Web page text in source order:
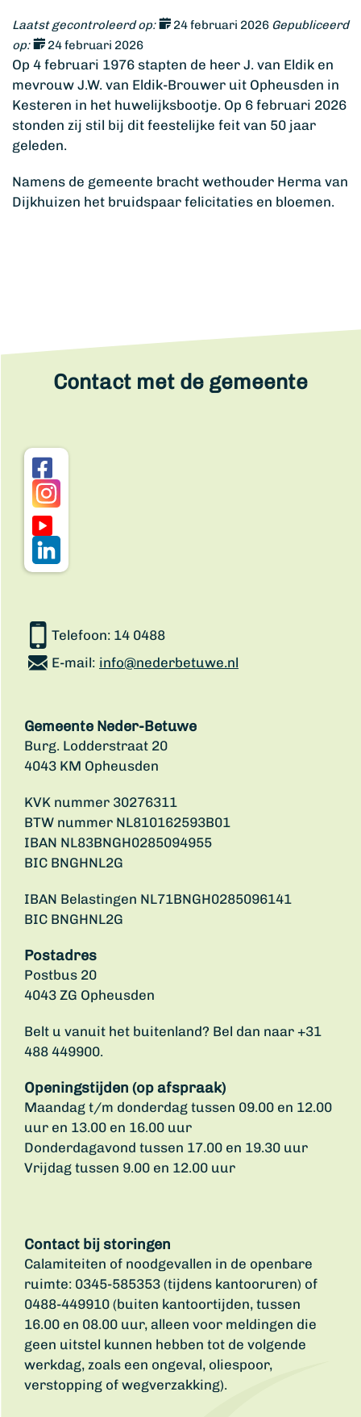
Laatst gecontroleerd op: 24 februari 2026 Gepubliceerd
op:
24 februari 2026
Op 4 februari 1976 stapten de heer J. van Eldik en
mevrouw J.W. van Eldik-Brouwer uit Opheusden in
Kesteren in het huwelijksbootje. Op 6 februari 2026
stonden zij stil bij dit feestelijke feit van 50 jaar
geleden.
Namens de gemeente bracht wethouder Herma van
Dijkhuizen het bruidspaar felicitaties en bloemen.
Contact met de gemeente
Telefoon: 14 0488
E-mail: info@nederbetuwe.nl
Gemeente Neder-Betuwe
Burg. Lodderstraat 20
4043 KM Opheusden
KVK nummer 30276311
BTW nummer NL810162593B01
IBAN NL83BNGH0285094955
BIC BNGHNL2G
IBAN Belastingen NL71BNGH0285096141
BIC BNGHNL2G
Postadres
Postbus 20
4043 ZG Opheusden
Belt u vanuit het buitenland? Bel dan naar +31
488 449900.
Openingstijden (op afspraak)
Maandag t/m donderdag tussen 09.00 en 12.00
uur en 13.00 en 16.00 uur
Donderdagavond tussen 17.00 en 19.30 uur
Vrijdag tussen 9.00 en 12.00 uur
Contact bij storingen
Calamiteiten of noodgevallen in de openbare
ruimte: 0345-585353 (tijdens kantooruren) of
0488-449910 (buiten kantoortijden, tussen
16.00 en 08.00 uur, alleen voor meldingen die
geen uitstel kunnen hebben tot de volgende
werkdag, zoals een ongeval, oliespoor,
verstopping of wegverzakking).